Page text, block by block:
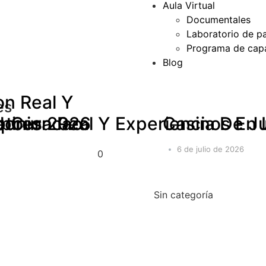
Aula Virtual
Documentales
Laboratorio de
Programa de
Blog
Real Y
2026
0
Casinos En
6 de julio de 2026
Sin categoría
Real Y Experiencia De
Curacao